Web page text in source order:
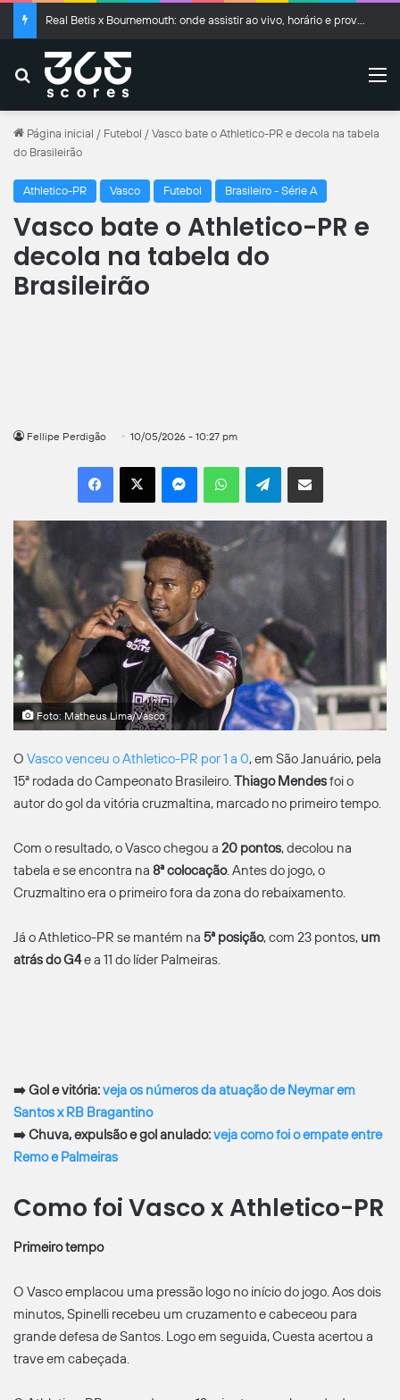
Real Betis x Bournemouth: onde assistir ao vivo, horário e prováveis escalações
Buscar
Página inicial / Futebol / Vasco bate o Athletico-PR e decola na tabela
do Brasileirão
Athletico-PR Vasco Futebol Brasileiro - Série A
Vasco bate o Athletico-PR e
decola na tabela do
Brasileirão
Fellipe Perdigão 10/05/2026 - 10:27 pm
Facebook
X MessengerWhatsAppTelegramCompartilhar por e-mail
Foto: Matheus Lima/Vasco
O Vasco venceu o Athletico-PR por 1 a 0, em São Januário, pela
15ª rodada do Campeonato Brasileiro.Thiago Mendesfoi o
autor do gol da vitória cruzmaltina, marcado no primeiro tempo.
Com o resultado, o Vasco chegou a 20 pontos, decolou na
tabela e se encontra na 8ª colocação. Antes do jogo, o
Cruzmaltino era o primeiro fora da zona do rebaixamento.
Já o Athletico-PR se mantém na 5ª posição, com 23 pontos, um
atrás do G4e a 11 do líder Palmeiras.
➡️ Gol e vitória:veja os números da atuação de Neymar em
Santos x RB Bragantino
➡️ Chuva, expulsão e gol anulado:veja como foi o empate entre
Remo e Palmeiras
Como foi Vasco x Athletico-PR
Primeiro tempo
O Vasco emplacou uma pressão logo no início do jogo. Aos dois
minutos, Spinelli recebeu um cruzamento e cabeceou para
grande defesa de Santos. Logo em seguida, Cuesta acertou a
trave em cabeçada.